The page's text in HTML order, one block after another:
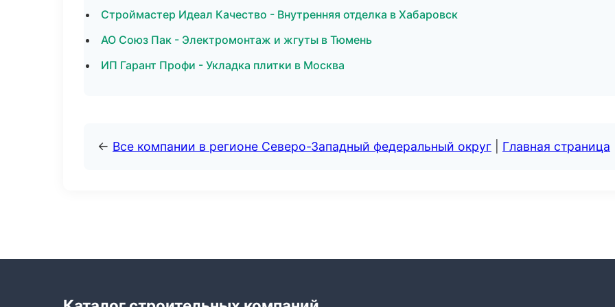
Строймастер Идеал Качество - Внутренняя отделка в Хабаровск
АО Союз Пак - Электромонтаж и жгуты в Тюмень
ИП Гарант Профи - Укладка плитки в Москва
← Все компании в регионе Северо-Западный федеральный округ Главная страница